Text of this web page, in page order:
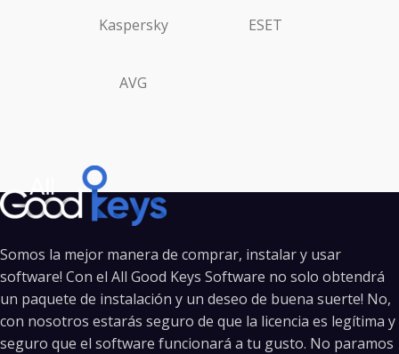
Kaspersky ESET
AVG
Somos la mejor manera de comprar, instalar y usar
software! Con el All Good Keys Software no solo obtendrá
un paquete de instalación y un deseo de buena suerte! No,
con nosotros estarás seguro de que la licencia es legítima y
seguro que el software funcionará a tu gusto. No paramos